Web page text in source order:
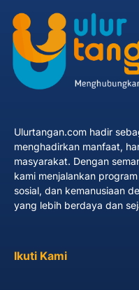
Ulurtangan.com hadir
menghadirkan manfaat,
masyarakat. Dengan
kami menjalankan
sosial, dan kemanusiaan
yang lebih berdaya dan
Ikuti Kami